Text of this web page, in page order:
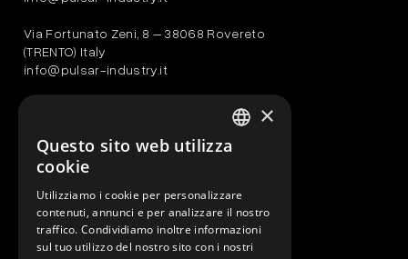
Via Fortunato Zeni, 8 – 38068 Rovereto
(TRENTO) Italy
info@pulsar-industry.it
24th Floor
New York, NY 10281
AZIENDA
SOLUZIONI
SETTORI
×
Questo sito web utilizza
cookie
Utilizziamo i cookie per personalizzare
contenuti, annunci e per analizzare il nostro
traffico. Condividiamo inoltre informazioni
sul tuo utilizzo del nostro sito con i nostri